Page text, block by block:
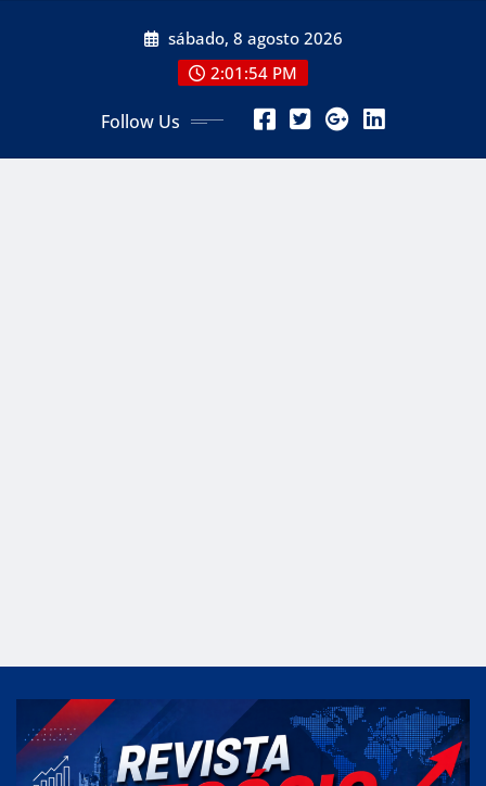
sábado, 8 agosto 2026
2:01:56 PM
Follow Us